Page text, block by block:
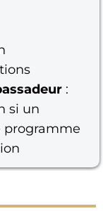
:
si un
programme